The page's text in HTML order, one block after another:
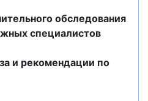
обследования
специалистов
и рекомендации по